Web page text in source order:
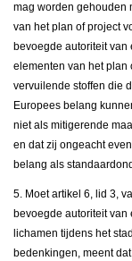
mag worden gehouden
van het plan of project
bevoegde autoriteit
elementen van het plan
vervuilende stoffen die
Europees belang
niet als mitigerende
en dat zij ongeacht
belang als
5. Moet artikel 6, lid 3,
bevoegde autoriteit
lichamen tijdens het
bedenkingen, meent